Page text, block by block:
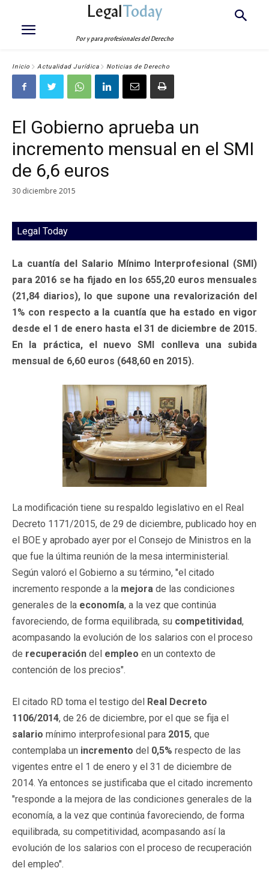
LegalToday
Por y para profesionales del Derecho
Inicio Actualidad Jurídica Noticias de Derecho
El Gobierno aprueba un
incremento mensual en el SMI
de 6,6 euros
30 diciembre 2015
Legal Today
La cuantía del Salario Mínimo Interprofesional (SMI)
para 2016 se ha fijado en los 655,20 euros mensuales
(21,84 diarios), lo que supone una revalorización del
1% con respecto a la cuantía que ha estado en vigor
desde el 1 de enero hasta el 31 de diciembre de 2015.
En la práctica, el nuevo SMI conlleva una subida
mensual de 6,60 euros (648,60 en 2015).
La modificación tiene su respaldo legislativo en el Real
Decreto 1171/2015, de 29 de diciembre, publicado hoy en
el BOE y aprobado ayer por el Consejo de Ministros en la
que fue la última reunión de la mesa interministerial.
Según valoró el Gobierno a su término, "el citado
incremento responde a la mejora de las condiciones
generales de la economía, a la vez que continúa
favoreciendo, de forma equilibrada, su competitividad,
acompasando la evolución de los salarios con el proceso
de recuperación del empleo en un contexto de
contención de los precios".
El citado RD toma el testigo del Real Decreto
1106/2014, de 26 de diciembre, por el que se fija el
salario mínimo interprofesional para 2015, que
contemplaba un incremento del 0,5% respecto de las
vigentes entre el 1 de enero y el 31 de diciembre de
2014. Ya entonces se justificaba que el citado incremento
"responde a la mejora de las condiciones generales de la
economía, a la vez que continúa favoreciendo, de forma
equilibrada, su competitividad, acompasando así la
evolución de los salarios con el proceso de recuperación
del empleo".